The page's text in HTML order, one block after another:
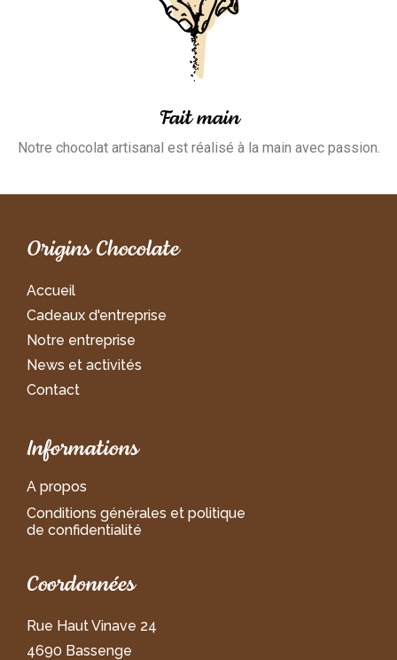
Fait main
Notre chocolat artisanal est réalisé à la main avec passion.
Origins Chocolate
Accueil
Cadeaux d'entreprise
Notre entreprise
News et activités
Contact
Informations
A propos
Conditions générales et politique
de confidentialité
Coordonnées
Rue Haut Vinave 24
4690 Bassenge